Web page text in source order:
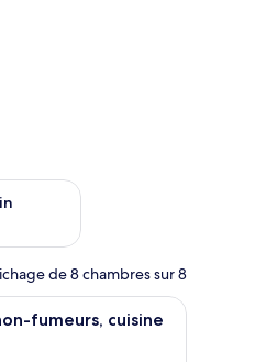
week-end prochain août 14 -
de 8 chambres sur 8
une horloge et un panneau indiquant
chambre à coucher bien rangée, avec
fumeurs, cuisine